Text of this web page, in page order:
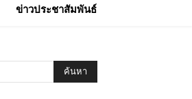
ข่าวประชาสัมพันธ์